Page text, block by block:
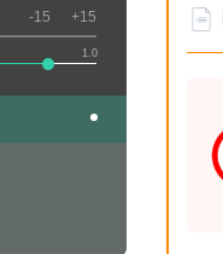
1.0
-15 +15